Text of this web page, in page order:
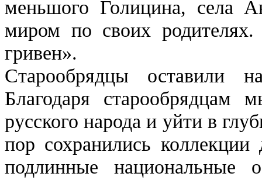
меньшого Голицина, села
миром по своих
гривен».
Старообрядцы оставили
Благодаря старообрядцам
русского народа и уйти в
пор сохранились
подлинные национальные